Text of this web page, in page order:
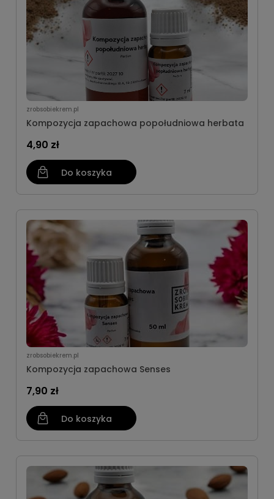
zrobsobiekrem.pl
Kompozycja zapachowa popołudniowa herbata
4,90 zł
Do koszyka
zrobsobiekrem.pl
Kompozycja zapachowa Senses
7,90 zł
Do koszyka